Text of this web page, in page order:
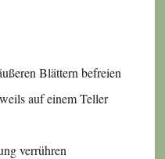
Blättern befreien
auf einem Teller
verrühren